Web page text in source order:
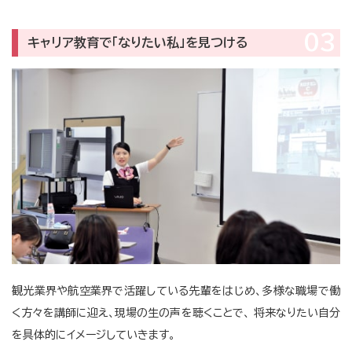
キャリア教育で「なりたい私」を見つける 03
観光業界や航空業界で活躍している先輩をはじめ、多様な職場で働
く方々を講師に迎え、現場の生の声を聴くことで、 将来なりたい自分
を具体的にイメージしていきます。